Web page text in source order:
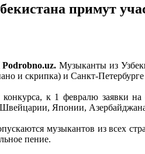
примут
Музыканты из
и скрипка) и Санкт-
конкурса, к 1 февралю
Японии,
музыкантов из всех
пение.